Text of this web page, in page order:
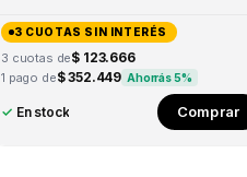
3 CUOTAS SIN INTERÉS
3 cuotas de$ 123.666
1 pago de$ 352.449 Ahorrás 5%
✓ En stock Comprar